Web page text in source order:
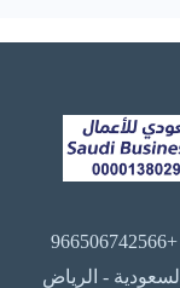
+966506742566
السعودية - الرياض